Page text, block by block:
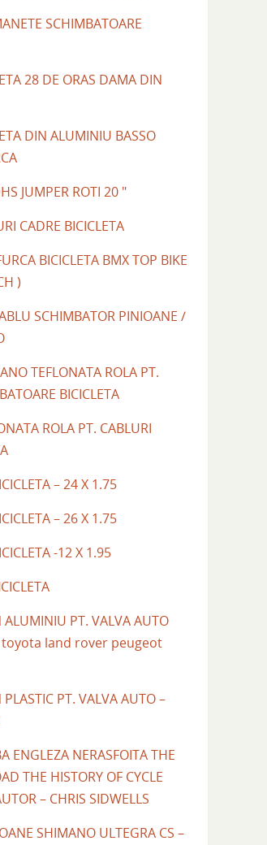
SCHIMBATOARE
28 DE ORAS DAMA DIN
DIN ALUMINIU BASSO
JUMPER ROTI 20 "
CADRE BICICLETA
BICICLETA BMX TOP BIKE
)
SCHIMBATOR PINIOANE /
TEFLONATA ROLA PT.
BICICLETA
ROLA PT. CABLURI
– 24 X 1.75
– 26 X 1.75
-12 X 1.95
ALUMINIU PT. VALVA AUTO
land rover peugeot
PT. VALVA AUTO –
ENGLEZA NERASFOITA THE
THE HISTORY OF CYCLE
– CHRIS SIDWELLS
SHIMANO ULTEGRA CS –